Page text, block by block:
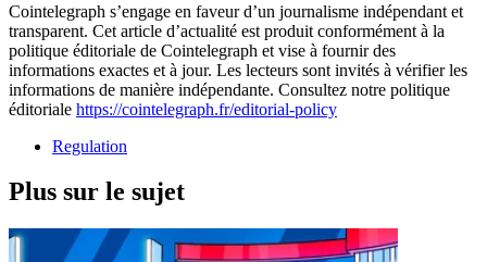
Cointelegraph s’engage en faveur d’un journalisme indépendant et
transparent. Cet article d’actualité est produit conformément à la
politique éditoriale de Cointelegraph et vise à fournir des
informations exactes et à jour. Les lecteurs sont invités à vérifier les
informations de manière indépendante. Consultez notre politique
éditoriale https://cointelegraph.fr/editorial-policy
Regulation
Plus sur le sujet